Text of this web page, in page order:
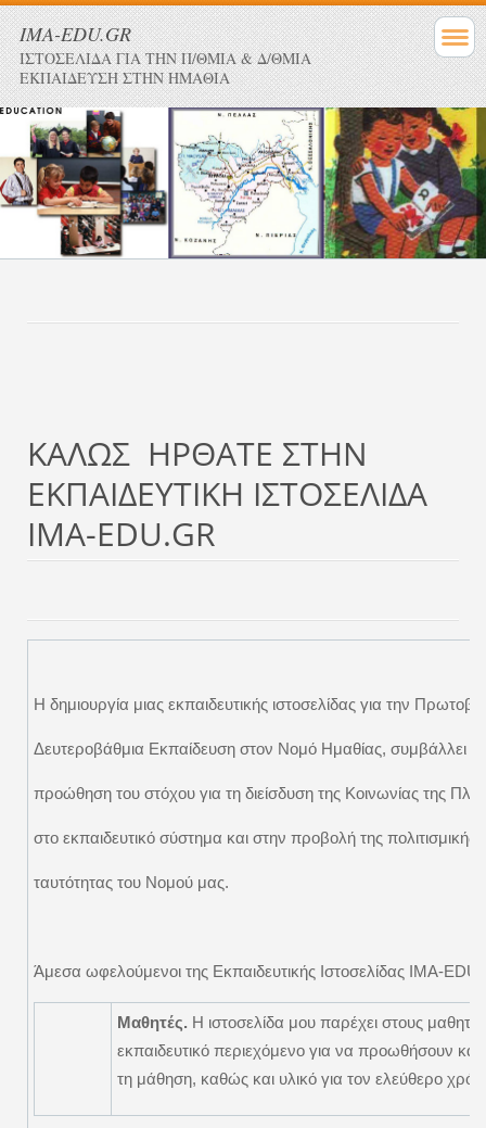
IMA-EDU.GR
ΙΣΤΟΣΕΛΙΔΑ ΓΙΑ ΤΗΝ Π/ΘΜΙΑ & Δ/ΘΜΙΑ
ΕΚΠΑΙΔΕΥΣΗ ΣΤΗΝ ΗΜΑΘΙΑ
ΚΑΛΩΣ ΗΡΘΑΤΕ ΣΤΗΝ
ΕΚΠΑΙΔΕΥΤΙΚΗ ΙΣΤΟΣΕΛΙΔΑ
IMA-EDU.GR
Η δημιουργία μιας εκπαιδευτικής ιστοσελίδας για την
Δευτεροβάθμια Εκπαίδευση στον Νομό Ημαθίας, συμβάλλει
προώθηση του στόχου για τη διείσδυση της Κοινωνίας της
στο εκπαιδευτικό σύστημα και στην προβολή της πολιτισμικής
ταυτότητας του Νομού μας.
Άμεσα ωφελούμενοι της Εκπαιδευτικής Ιστοσελίδας IMA-
Μαθητές. Η ιστοσελίδα μου παρέχει στους
εκπαιδευτικό περιεχόμενο για να προωθήσουν
τη μάθηση, καθώς και υλικό για τον ελεύθερο